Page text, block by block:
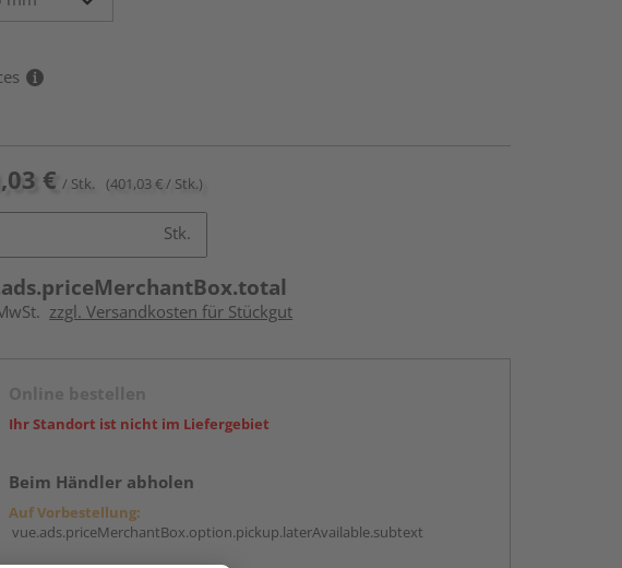
€ / Stk. (401,03 € / Stk.)
Stk.
zzgl. Versandkosten für Stückgut
Ihr Standort ist nicht im Liefergebiet
Beim Händler abholen
Auf Vorbestellung:
vue.ads.priceMerchantBox.option.pickup.laterAvailable.subtext